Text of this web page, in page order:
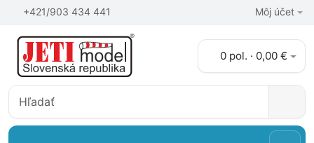
+421/903 434 441 Môj účet
0 pol. · 0,00 €